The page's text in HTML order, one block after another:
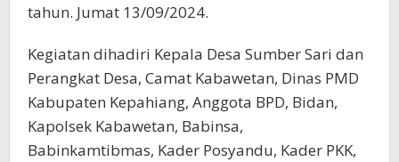
tahun. Jumat 13/09/2024.
Kegiatan dihadiri Kepala Desa Sumber Sari dan
Perangkat Desa, Camat Kabawetan, Dinas PMD
Kabupaten Kepahiang, Anggota BPD, Bidan,
Kapolsek Kabawetan, Babinsa,
Babinkamtibmas, Kader Posyandu, Kader PKK,